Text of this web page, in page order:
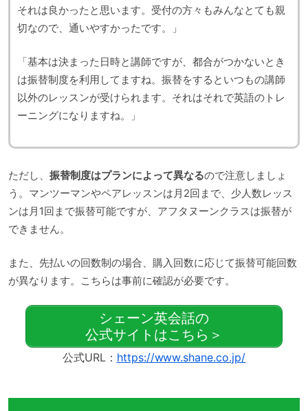
それは良かったと思います。受付の方々もみんなとても親
切なので、通いやすかったです。」
「基本は決まった日時と講師ですが、都合がつかないとき
は振替制度を利用してますね。振替をするといつもの講師
以外のレッスンが受けられます。それはそれで英語のトレ
ーニングになりますね。」
ただし、 振替制度はプランによって異なるので注意しましょ
う。マンツーマンやペアレッスンは月2回まで、少人数レッス
ンは月1回まで振替可能ですが、アフタヌーンクラスは振替が
できません。
また、先払いの回数制の場合、購入回数に応じて振替可能回数
が異なります。こちらは事前に確認が必要です。
シェーン英会話の
公式サイトはこちら＞
公式URL： https://www.shane.co.jp/